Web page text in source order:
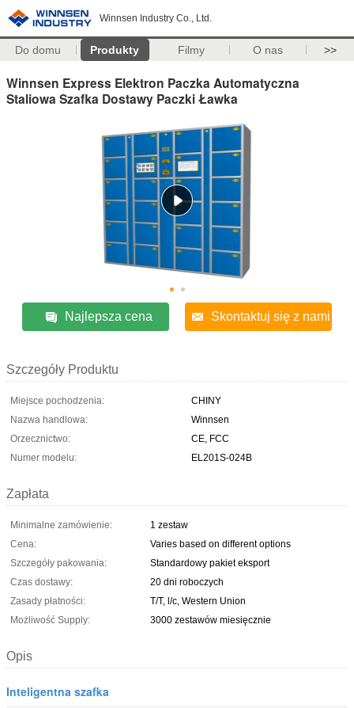
Winnsen Industry Co., Ltd.
Do domu Produkty Filmy O nas >>
Winnsen Express Elektron Paczka Automatyczna
Staliowa Szafka Dostawy Paczki Ławka
Najlepsza cena Skontaktuj się z nami
Szczegóły Produktu
Miejsce pochodzenia:
CHINY
Nazwa handlowa:
Winnsen
Orzecznictwo:
CE, FCC
Numer modelu:
EL201S-024B
Zapłata
Minimalne zamówienie:
1 zestaw
Cena:
Varies based on different options
Szczegóły pakowania:
Standardowy pakiet eksport
Czas dostawy:
20 dni roboczych
Zasady płatności:
T/T, l/c, Western Union
Możliwość Supply:
3000 zestawów miesięcznie
Opis
Inteligentna szafka